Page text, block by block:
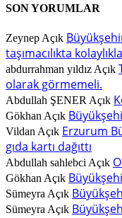
SON YORUMLAR
Zeynep Açık
taşımacılıkta
abdurrahman yıldız Açık
olarak görmemeli.
Abdullah ŞENER Açık
Gökhan Açık
Vildan Açık Erzurum
gıda kartı dağıttı
Abdullah sahlebci Açık
Gökhan Açık
Sümeyra Açık
Sümeyra Açık